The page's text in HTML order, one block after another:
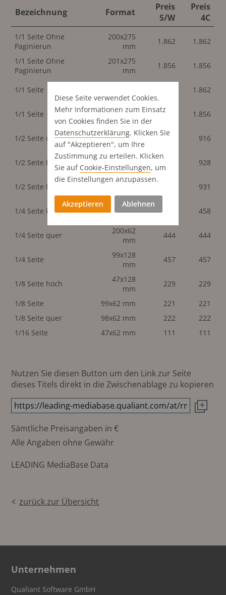
Bezeichnung Format
Preis
S/W
Preis
4C
1/1 Seite Ohne
Paginierun
200x275
mm
1.862 1.862
1/1 Seite Ohne
Paginierun
201x275
mm
1.856 1.856
1/1 Seite
200x260
mm
1.862
1/1 Seite
201x260
mm
1.856 1.856
1/2 Seite quer
200x128
mm
916 916
1/2 Seite hoch
99x260
mm
928
1/2 Seite hoch
98x260
931
1/4 Seite klassisch
98x128
mm
458
1/4 Seite quer
200x62
mm
444 444
1/4 Seite
99x128
mm
457 457
1/8 Seite hoch
47x128
mm
229 229
1/8 Seite 99x62 mm 221
221
1/8 Seite quer
98x62 mm 222
222
1/16 Seite
47x62 mm 111 111
Nutzen Sie diesen Button um den Link zur Seite
dieses Titels direkt in die Zwischenablage zu kopieren
Sämtliche Preisangaben in €
Alle Angaben ohne Gewähr
LEADING MediaBase Data
zurück zur Übersicht
Unternehmen
Qualiant Software GmbH
Diese Seite verwendet Cookies.
Mehr Informationen zum Einsatz
von Cookies finden Sie in der
Datenschutz­erklärung. Klicken Sie
auf "Akzeptieren", um Ihre
Zustimmung zu erteilen. Klicken
Sie auf Cookie-Einstellungen, um
die Einstellungen anzupassen.
Akzeptieren Ablehnen